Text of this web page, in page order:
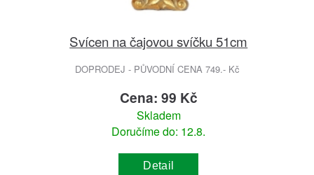
Svícen na čajovou svíčku 51cm
DOPRODEJ - PŮVODNÍ CENA 749.- Kč
Cena: 99 Kč
Skladem
Doručíme do: 12.8.
Detail